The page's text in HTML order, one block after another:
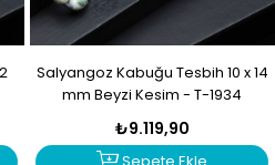
Salyangoz Kabuğu Tesbih 10 x 14
mm Beyzi Kesim - T-1934
₺9.119,90